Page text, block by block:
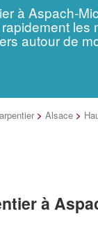
à Aspach-
les
autour de
> Alsace >
à